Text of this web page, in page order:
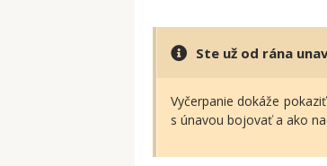
Ste už od rána
Vyčerpanie dokáže
s únavou bojovať a ako